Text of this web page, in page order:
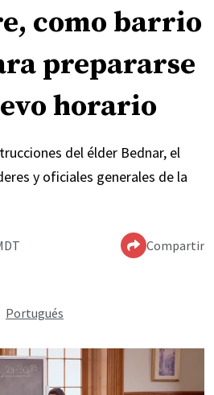
como barrio
prepararse
horario
del élder Bednar, el
y oficiales generales de la
Compartir
Portugués